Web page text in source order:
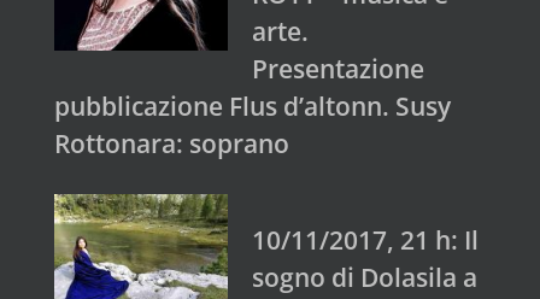
arte.
Presentazione
pubblicazione Flus d’altonn. Susy
Rottonara: soprano
10/11/2017, 21 h: Il
sogno di Dolasila a